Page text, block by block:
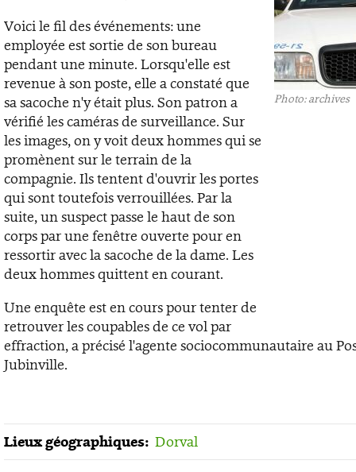
Photo: archives
Voici le fil des événements: une
employée est sortie de son bureau
pendant une minute. Lorsqu'elle est
revenue à son poste, elle a constaté que
sa sacoche n'y était plus. Son patron a
vérifié les caméras de surveillance. Sur
les images, on y voit deux hommes qui se
promènent sur le terrain de la
compagnie. Ils tentent d'ouvrir les portes
qui sont toutefois verrouillées. Par la
suite, un suspect passe le haut de son
corps par une fenêtre ouverte pour en
ressortir avec la sacoche de la dame. Les
deux hommes quittent en courant.
Une enquête est en cours pour tenter de
retrouver les coupables de ce vol par
effraction, a précisé l'agente sociocommunautaire au
Jubinville.
Lieux géographiques: Dorval